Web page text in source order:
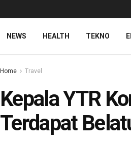
NEWS HEALTH TEKNO
Home Travel
Kepala YTR
Terdapat